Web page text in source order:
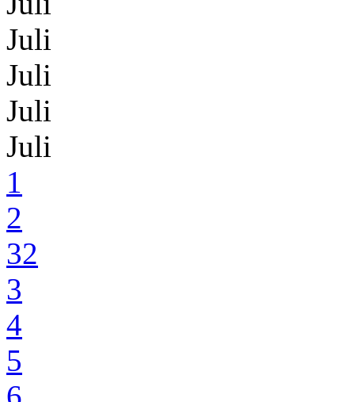
Juli
Juli
Juli
Juli
1
2
32
3
4
5